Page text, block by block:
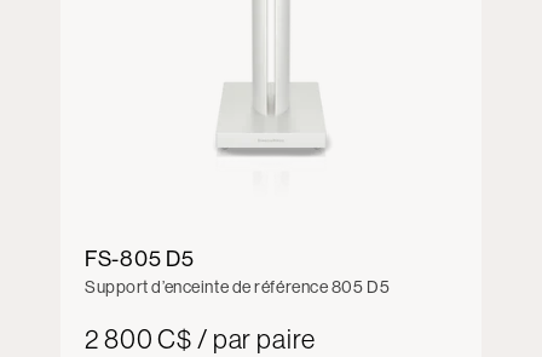
FS-805 D5
Support d’enceinte de référence 805 D5
2 800 C$ / par paire